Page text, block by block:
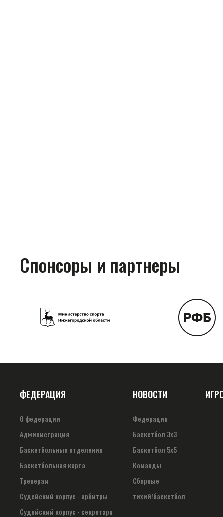
Спонсоры и партнеры
ФЕДЕРАЦИЯ
О федерации
Администрация
Баскетбольные отделения
Баскетбольная карта
Тренерам
Судейский корпус - арбитры
Судейский корпус - секретари
НОВОСТИ
Федерация
Баскетбол 3х3
Баскетбол 5х5
Команды
Сборные
тихий!баскетбол